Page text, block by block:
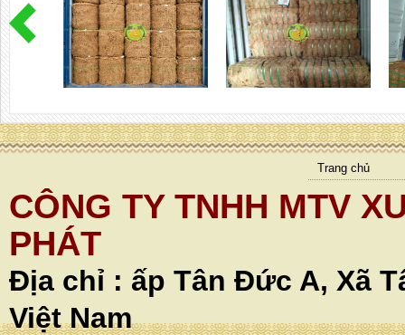
Trang chủ
CÔNG TY TNHH MTV
PHÁT
Địa chỉ : ấp Tân Đức A, Xã
Việt Nam